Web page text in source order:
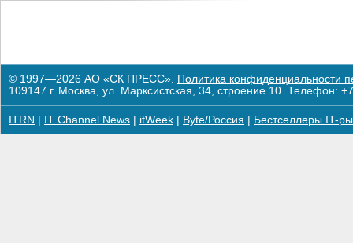
© 1997—2026 АО «СК ПРЕСС». Политика конфиденциальности
109147 г. Москва, ул. Марксистская, 34, строение 10. Телефон:
ITRN IT Channel News itWeek Byte/Россия Бестселлеры IT-